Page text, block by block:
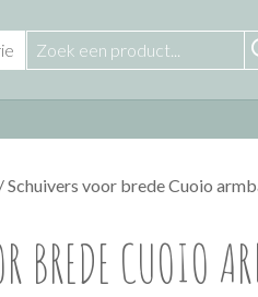
/ Schuivers voor brede Cuoio
BREDE CUOIO